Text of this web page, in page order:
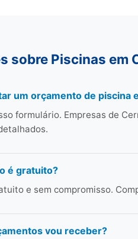
sobre Piscinas em
um orçamento de piscina
formulário. Empresas de
é gratuito?
e sem compromisso.
vou receber?